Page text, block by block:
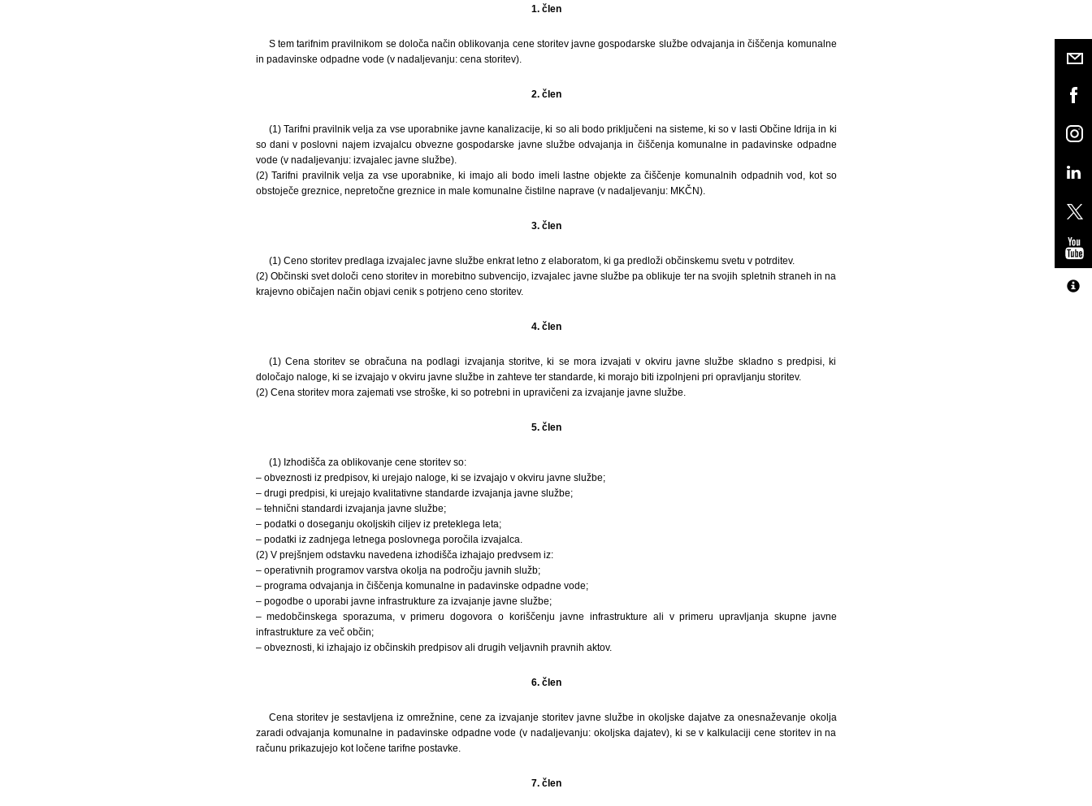
1. člen
S tem tarifnim pravilnikom se določa način oblikovanja cene storitev javne gospodarske službe odvajanja in čiščenja komunalne
in padavinske odpadne vode (v nadaljevanju: cena storitev).
2. člen
(1) Tarifni pravilnik velja za vse uporabnike javne kanalizacije, ki so ali bodo priključeni na sisteme, ki so v lasti Občine Idrija in ki
so dani v poslovni najem izvajalcu obvezne gospodarske javne službe odvajanja in čiščenja komunalne in padavinske odpadne
vode (v nadaljevanju: izvajalec javne službe).
(2) Tarifni pravilnik velja za vse uporabnike, ki imajo ali bodo imeli lastne objekte za čiščenje komunalnih odpadnih vod, kot so
obstoječe greznice, nepretočne greznice in male komunalne čistilne naprave (v nadaljevanju: MKČN).
3. člen
(1) Ceno storitev predlaga izvajalec javne službe enkrat letno z elaboratom, ki ga predloži občinskemu svetu v potrditev.
(2) Občinski svet določi ceno storitev in morebitno subvencijo, izvajalec javne službe pa oblikuje ter na svojih spletnih straneh in na
krajevno običajen način objavi cenik s potrjeno ceno storitev.
4. člen
(1) Cena storitev se obračuna na podlagi izvajanja storitve, ki se mora izvajati v okviru javne službe skladno s predpisi, ki
določajo naloge, ki se izvajajo v okviru javne službe in zahteve ter standarde, ki morajo biti izpolnjeni pri opravljanju storitev.
(2) Cena storitev mora zajemati vse stroške, ki so potrebni in upravičeni za izvajanje javne službe.
5. člen
(1) Izhodišča za oblikovanje cene storitev so:
– obveznosti iz predpisov, ki urejajo naloge, ki se izvajajo v okviru javne službe;
– drugi predpisi, ki urejajo kvalitativne standarde izvajanja javne službe;
– tehnični standardi izvajanja javne službe;
– podatki o doseganju okoljskih ciljev iz preteklega leta;
– podatki iz zadnjega letnega poslovnega poročila izvajalca.
(2) V prejšnjem odstavku navedena izhodišča izhajajo predvsem iz:
– operativnih programov varstva okolja na področju javnih služb;
– programa odvajanja in čiščenja komunalne in padavinske odpadne vode;
– pogodbe o uporabi javne infrastrukture za izvajanje javne službe;
– medobčinskega sporazuma, v primeru dogovora o koriščenju javne infrastrukture ali v primeru upravljanja skupne javne
infrastrukture za več občin;
– obveznosti, ki izhajajo iz občinskih predpisov ali drugih veljavnih pravnih aktov.
6. člen
Cena storitev je sestavljena iz omrežnine, cene za izvajanje storitev javne službe in okoljske dajatve za onesnaževanje okolja
zaradi odvajanja komunalne in padavinske odpadne vode (v nadaljevanju: okoljska dajatev), ki se v kalkulaciji cene storitev in na
računu prikazujejo kot ločene tarifne postavke.
7. člen